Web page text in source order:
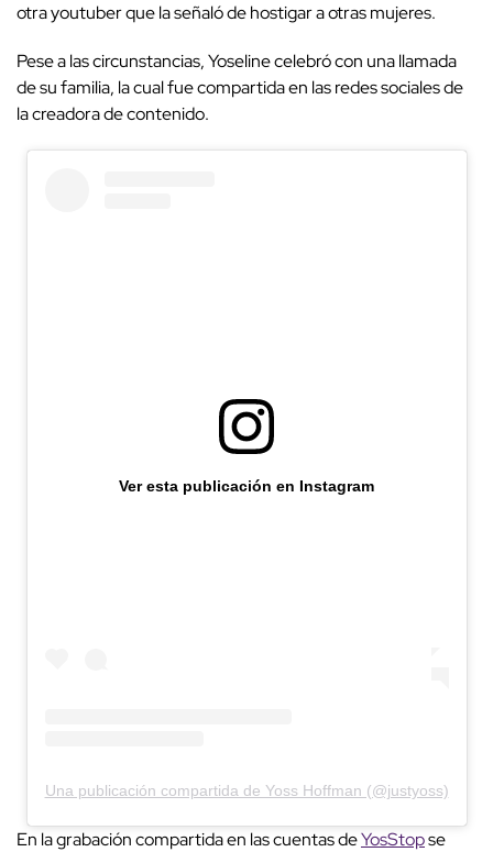
otra youtuber que la señaló de hostigar a otras mujeres.
Pese a las circunstancias, Yoseline celebró con una llamada
de su familia, la cual fue compartida en las redes sociales de
la creadora de contenido.
Ver esta publicación en Instagram
Una publicación compartida de Yoss Hoffman (@justyoss)
En la grabación compartida en las cuentas deYosStopse